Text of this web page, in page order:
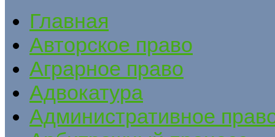
Главная
Авторское право
Аграрное право
Адвокатура
Административное